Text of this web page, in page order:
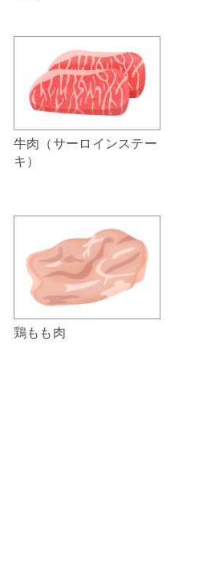
牛肉（サーロインステー
キ）
鶏もも肉